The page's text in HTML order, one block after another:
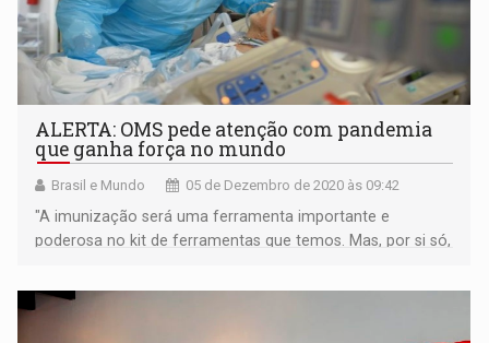
ALERTA: OMS pede atenção com pandemia
que ganha força no mundo
Brasil e Mundo 05 de Dezembro de 2020 às 09:42
"A imunização será uma ferramenta importante e
poderosa no kit de ferramentas que temos. Mas, por si só,